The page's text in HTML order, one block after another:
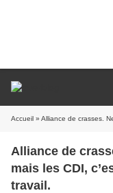
Accueil » Alliance de crasses. Ne le
Alliance de
mais les CDI,
travail.